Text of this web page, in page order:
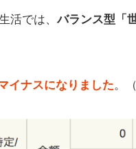
型フ
」
投資
活では、バランス型「
イナスになりました。